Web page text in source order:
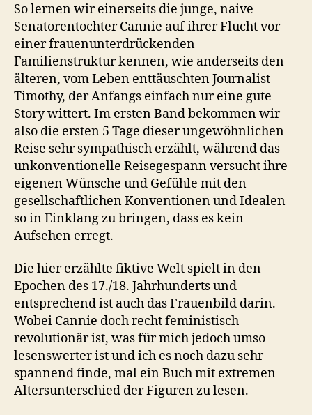
So lernen wir einerseits die junge, naive
Senatorentochter Cannie auf ihrer Flucht vor
einer frauenunterdrückenden
Familienstruktur kennen, wie anderseits den
älteren, vom Leben enttäuschten Journalist
Timothy, der Anfangs einfach nur eine gute
Story wittert. Im ersten Band bekommen wir
also die ersten 5 Tage dieser ungewöhnlichen
Reise sehr sympathisch erzählt, während das
unkonventionelle Reisegespann versucht ihre
eigenen Wünsche und Gefühle mit den
gesellschaftlichen Konventionen und Idealen
so in Einklang zu bringen, dass es kein
Aufsehen erregt.
Die hier erzählte fiktive Welt spielt in den
Epochen des 17./18. Jahrhunderts und
entsprechend ist auch das Frauenbild darin.
Wobei Cannie doch recht feministisch-
revolutionär ist, was für mich jedoch umso
lesenswerter ist und ich es noch dazu sehr
spannend finde, mal ein Buch mit extremen
Altersunterschied der Figuren zu lesen.